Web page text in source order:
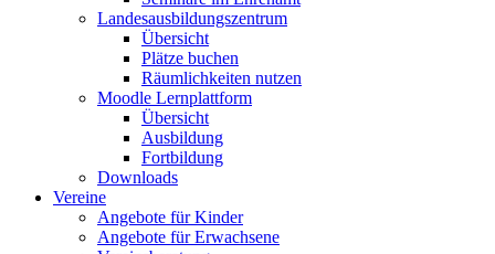
Landesausbildungszentrum
Übersicht
Plätze buchen
Räumlichkeiten nutzen
Moodle Lernplattform
Übersicht
Ausbildung
Fortbildung
Downloads
Vereine
Angebote für Kinder
Angebote für Erwachsene